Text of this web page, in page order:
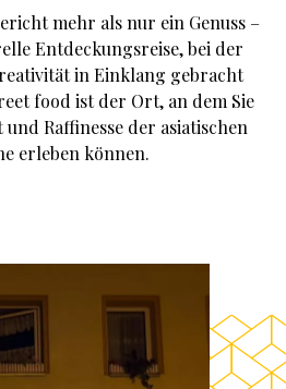
mehr als nur ein Genuss –
Entdeckungsreise, bei der
in Einklang gebracht
food ist der Ort, an dem Sie
Raffinesse der asiatischen
erleben können.